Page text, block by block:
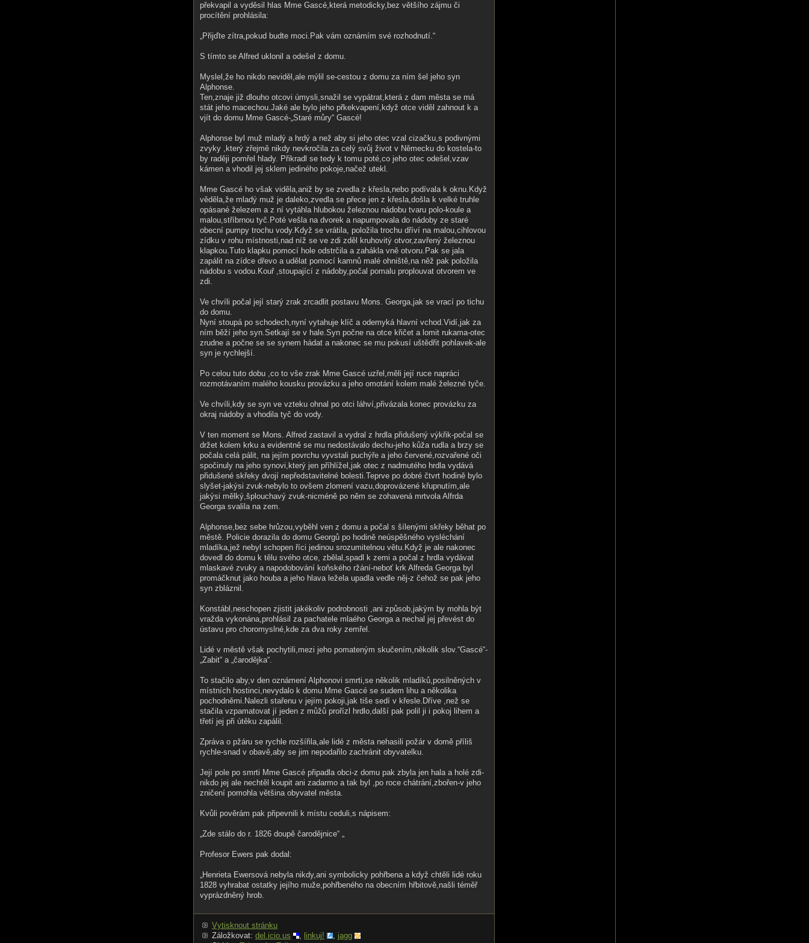
překvapil a vyděsil hlas Mme Gascé,která metodicky,bez většího zájmu či
procítění prohlásila:
„Přijďte zítra,pokud budte moci.Pak vám oznámím své rozhodnutí.“
S tímto se Alfred uklonil a odešel z domu.
Myslel,že ho nikdo neviděl,ale mýlil se-cestou z domu za ním šel jeho syn
Alphonse.
Ten,znaje již dlouho otcovi úmysli,snažil se vypátrat,která z dam města se má
stát jeho macechou.Jaké ale bylo jeho přkekvapení,když otce viděl zahnout k a
vjít do domu Mme Gascé-„Staré můry“ Gascé!
Alphonse byl muž mladý a hrdý a než aby si jeho otec vzal cizačku,s podivnými
zvyky ,který zřejmě nikdy nevkročila za celý svůj život v Německu do kostela-to
by raději pomřel hlady. Přikradl se tedy k tomu poté,co jeho otec odešel,vzav
kámen a vhodil jej sklem jediného pokoje,načež utekl.
Mme Gascé ho však viděla,aniž by se zvedla z křesla,nebo podívala k oknu.Když
věděla,že mladý muž je daleko,zvedla se přece jen z křesla,došla k velké truhle
opásané železem a z ní vytáhla hlubokou železnou nádobu tvaru polo-koule a
malou,stříbrnou tyč.Poté vešla na dvorek a napumpovala do nádoby ze staré
obecní pumpy trochu vody.Když se vrátila, položila trochu dříví na malou,cihlovou
zídku v rohu místnosti,nad níž se ve zdi zděl kruhovitý otvor,zavřený železnou
klapkou.Tuto klapku pomocí hole odstrčila a zahákla vně otvoru.Pak se jala
zapálit na zídce dřevo a udělat pomocí kamnů malé ohniště,na něž pak položila
nádobu s vodou.Kouř ,stoupající z nádoby,počal pomalu proplouvat otvorem ve
zdi.
Ve chvíli počal její starý zrak zrcadlit postavu Mons. Georga,jak se vrací po tichu
do domu.
Nyní stoupá po schodech,nyní vytahuje klíč a odemyká hlavní vchod.Vidí,jak za
ním běží jeho syn.Setkají se v hale.Syn počne na otce křičet a lomit rukama-otec
zrudne a počne se se synem hádat a nakonec se mu pokusí uštědřit pohlavek-ale
syn je rychlejší.
Po celou tuto dobu ,co to vše zrak Mme Gascé uzřel,měli její ruce napráci
rozmotávaním malého kousku provázku a jeho omotání kolem malé železné tyče.
Ve chvíli,kdy se syn ve vzteku ohnal po otci láhví,přivázala konec provázku za
okraj nádoby a vhodila tyč do vody.
V ten moment se Mons. Alfred zastavil a vydral z hrdla přidušený výkřik-počal se
držet kolem krku a evidentně se mu nedostávalo dechu-jeho kůža rudla a brzy se
počala celá pálit, na jejím povrchu vyvstali puchýře a jeho červené,rozvařené oči
spočinuly na jeho synovi,který jen příhlížel,jak otec z nadmutého hrdla vydává
přidušené skřeky dvojí nepředstavitelné bolesti.Teprve po dobré čtvrt hodině bylo
slyšet-jakýsi zvuk-nebylo to ovšem zlomení vazu,doprovázené křupnutím,ale
jakýsi mělký,šplouchavý zvuk-nicméně po něm se zohavená mrtvola Alfrda
Georga svalila na zem.
Alphonse,bez sebe hrůzou,vyběhl ven z domu a počal s šílenými skřeky běhat po
městě. Policie dorazila do domu Georgů po hodině neúspěšného vysléchání
mladíka,jež nebyl schopen říci jedinou srozumitelnou větu.Když je ale nakonec
dovedl do domu k tělu svého otce, zbělal,spadl k zemi a počal z hrdla vydávat
mlaskavé zvuky a napodobování koňského ržání-neboť krk Alfreda Georga byl
promáčknut jako houba a jeho hlava ležela upadla vedle něj-z čehož se pak jeho
syn zbláznil.
Konstábl,neschopen zjistit jakékoliv podrobnosti ,ani způsob,jakým by mohla být
vražda vykonána,prohlásil za pachatele mlaého Georga a nechal jej převést do
ústavu pro choromyslné,kde za dva roky zemřel.
Lidé v městě však pochytili,mezi jeho pomateným skučením,několik slov.“Gascé“-
„Zabit“ a „čarodějka“.
To stačilo aby,v den oznámení Alphonovi smrti,se několik mladíků,posilněných v
místních hostinci,nevydalo k domu Mme Gascé se sudem lihu a několika
pochodněmi.Nalezli stařenu v jejím pokoji,jak tiše sedí v křesle.Dříve ,než se
stačila vzpamatovat jí jeden z můžů prořízl hrdlo,další pak polil ji i pokoj lihem a
třetí jej při útěku zapálil.
Zpráva o pžáru se rychle rozšířila,ale lidé z města nehasili požár v domě příliš
rychle-snad v obavě,aby se jim nepodařilo zachránit obyvatelku.
Její pole po smrti Mme Gascé připadla obci-z domu pak zbyla jen hala a holé zdi-
nikdo jej ale nechtěl koupit ani zadarmo a tak byl ,po roce chátrání,zbořen-v jeho
zničení pomohla většina obyvatel města.
Kvůli pověrám pak připevnili k místu ceduli,s nápisem:
„Zde stálo do r. 1826 doupě čarodějnice“ „
Profesor Ewers pak dodal:
„Henrieta Ewersová nebyla nikdy,ani symbolicky pohřbena a když chtěli lidé roku
1828 vyhrabat ostatky jejího muže,pohřbeného na obecním hřbitově,našli téměř
vyprázdněný hrob.
Vytisknout stránku
Záložkovat: del.icio.us , linkuj! , jagg